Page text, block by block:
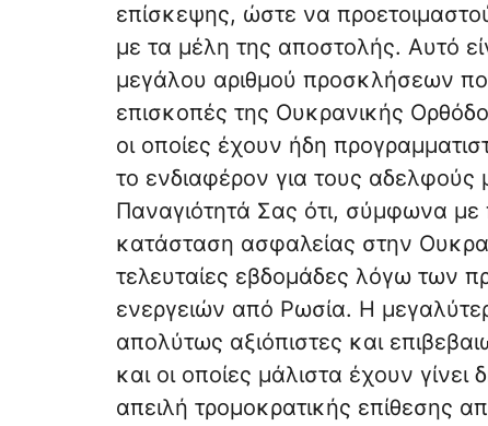
επίσκεψης, ώστε να
με τα μέλη της αποστολής. Αυτό
μεγάλου αριθμού προσκλήσεων
επισκοπές της Ουκρανικής
οι οποίες έχουν ήδη
το ενδιαφέρον για τους
Παναγιότητά Σας ότι, σύμφωνα
κατάσταση ασφαλείας στην
τελευταίες εβδομάδες λόγω των
ενεργειών από Ρωσία. Η
απολύτως αξιόπιστες και
και οι οποίες μάλιστα έχουν
απειλή τρομοκρατικής επίθεσης